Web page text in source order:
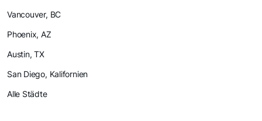
Vancouver, BC
Phoenix, AZ
Austin, TX
San Diego, Kalifornien
Alle Städte